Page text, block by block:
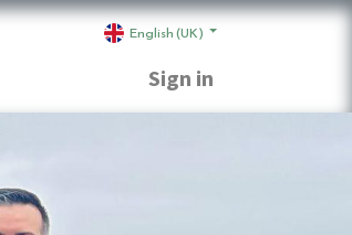
English (UK)
Sign in